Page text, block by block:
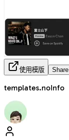
使用模版 Share
templates.noInfo